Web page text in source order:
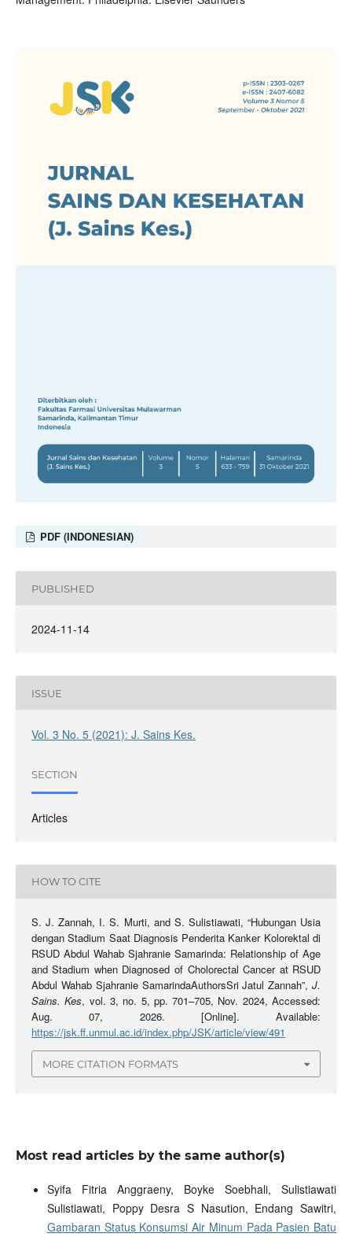
PDF (INDONESIAN)
PUBLISHED
2024-11-14
ISSUE
Vol. 3 No. 5 (2021): J. Sains Kes.
SECTION
Articles
HOW TO CITE
S. J. Zannah, I. S. Murti, and S. Sulistiawati, “Hubungan Usia
dengan Stadium Saat Diagnosis Penderita Kanker Kolorektal di
RSUD Abdul Wahab Sjahranie Samarinda: Relationship of Age
and Stadium when Diagnosed of Cholorectal Cancer at RSUD
Abdul Wahab Sjahranie SamarindaAuthorsSri Jatul Zannah”,J.
Sains. Kes, vol. 3, no. 5, pp. 701–705, Nov. 2024, Accessed:
Aug. 07, 2026. [Online]. Available:
https://jsk.ff.unmul.ac.id/index.php/JSK/article/view/491
MORE CITATION FORMATS
Most read articles by the same author(s)
Syifa Fitria Anggraeny, Boyke Soebhali, Sulistiawati
Sulistiawati, Poppy Desra S Nasution, Endang Sawitri,
Gambaran Status Konsumsi Air Minum Pada Pasien Batu